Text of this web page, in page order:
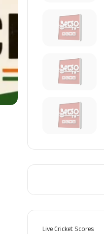
Live Cricket Scores